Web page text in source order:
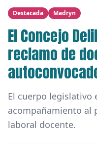
Destacada Madryn
El Concejo
reclamo de
El cuerpo legislativo
acompañamiento al
laboral docente.